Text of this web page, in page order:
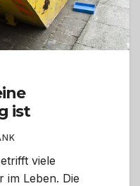
ist
viele
im Leben. Die